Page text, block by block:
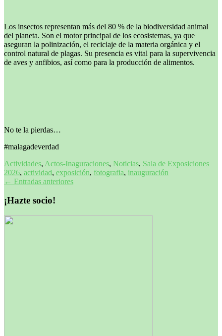
Los insectos representan más del 80 % de la biodiversidad animal
del planeta. Son el motor principal de los ecosistemas, ya que
aseguran la polinización, el reciclaje de la materia orgánica y el
control natural de plagas. Su presencia es vital para la supervivencia
de aves y anfibios, así como para la producción de alimentos.
No te la pierdas…
#malagadeverdad
Actividades, Actos-Inaguraciones, Noticias, Sala de Exposiciones
2026, actividad, exposición, fotografia, inauguración
Navegación
entradas
← Entradas anteriores
¡Hazte socio!